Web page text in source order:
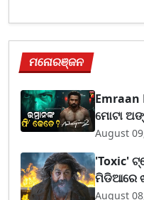
ମନୋରଞ୍ଜନ
Emraan
ମୋଟା
August
'Toxic'
ମିଡିଆରେ
August